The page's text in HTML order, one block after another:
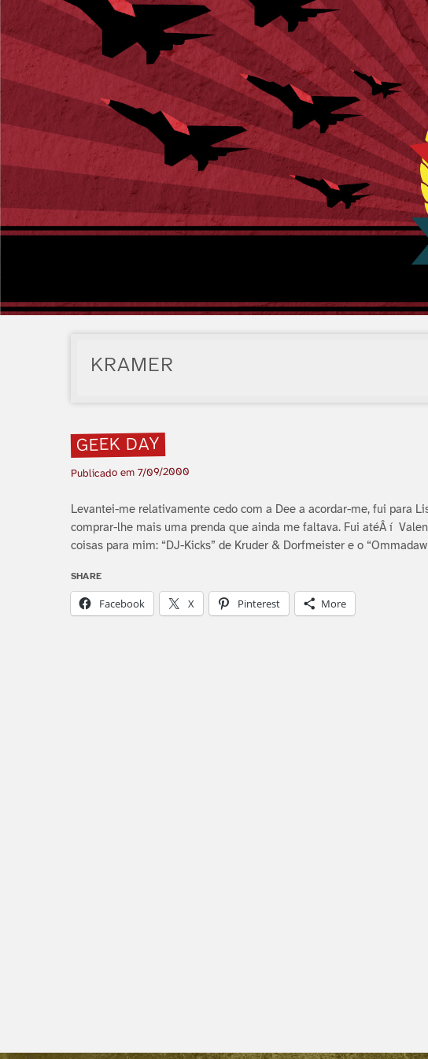
KRAMER
GEEK DAY
Publicado em 7/09/2000
Levantei-me relativamente cedo com a Dee a acordar-me, fui para
comprar-lhe mais uma prenda que ainda me faltava. Fui atéÂ í
coisas para mim: “DJ-Kicks” de Kruder & Dorfmeister e o
SHARE
Facebook X Pinterest More